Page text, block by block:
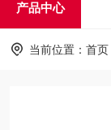
产品中心
当前位置： 首页